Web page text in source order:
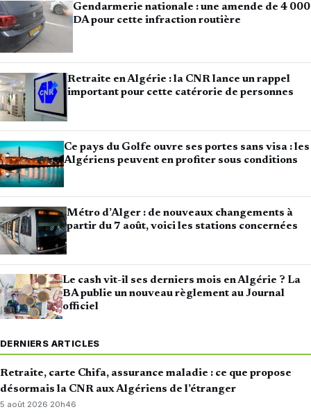
Gendarmerie nationale : une amende de 4 000
DA pour cette infraction routière
Retraite en Algérie : la CNR lance un rappel
important pour cette catérorie de personnes
Ce pays du Golfe ouvre ses portes sans visa : les
Algériens peuvent en profiter sous conditions
Métro d’Alger : de nouveaux changements à
partir du 7 août, voici les stations concernées
Le cash vit-il ses derniers mois en Algérie ? La
BA publie un nouveau règlement au Journal
officiel
DERNIERS ARTICLES
Retraite, carte Chifa, assurance maladie : ce que propose
désormais la CNR aux Algériens de l’étranger
5 août 2026·20h46